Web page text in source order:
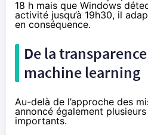
18 h mais que Windows
activité jusqu’à 19h30, il
en conséquence.
De la
machine learning
Au-delà de l’approche des
annoncé également
importants.